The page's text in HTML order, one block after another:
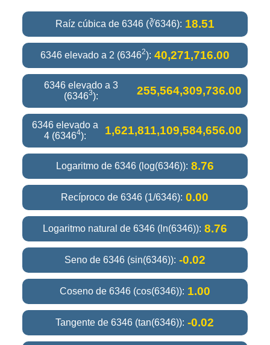
Raíz cúbica de 6346 (∛6346): 18.51
6346 elevado a 2 (63462): 40,271,716.00
6346 elevado a 3
(63463): 255,564,309,736.00
6346 elevado a
4 (63464): 1,621,811,109,584,656.00
Logaritmo de 6346 (log(6346)): 8.76
Recíproco de 6346 (1/6346): 0.00
Logaritmo natural de 6346 (ln(6346)): 8.76
Seno de 6346 (sin(6346)): -0.02
Coseno de 6346 (cos(6346)): 1.00
Tangente de 6346 (tan(6346)): -0.02